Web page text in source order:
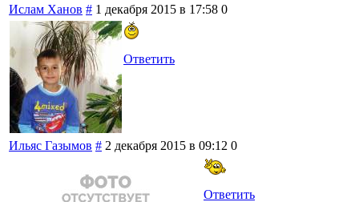
Ислам Ханов # 1 декабря 2015 в 17:58 0
Ответить
Ильяс Газымов # 2 декабря 2015 в 09:12 0
Ответить